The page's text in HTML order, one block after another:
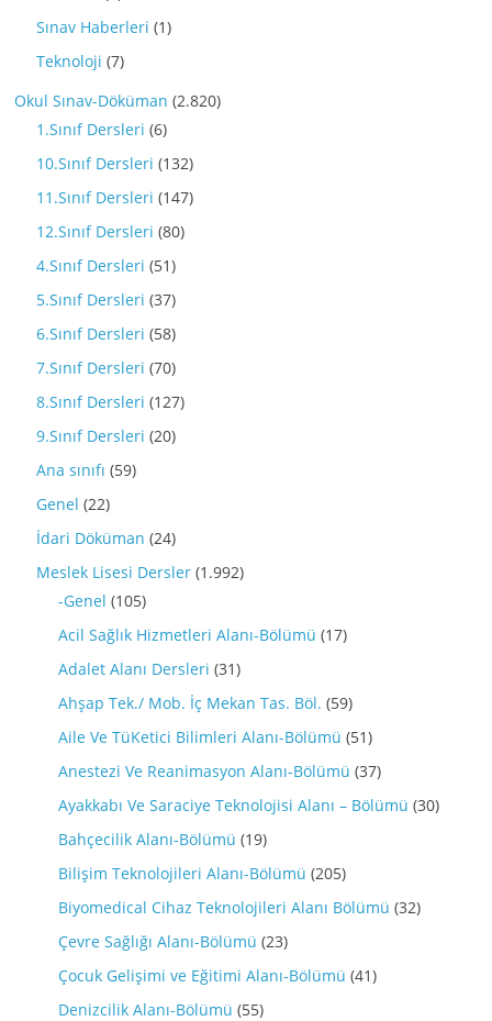
Sınav Haberleri (1)
Teknoloji (7)
Okul Sınav-Döküman (2.820)
1.Sınıf Dersleri (6)
10.Sınıf Dersleri (132)
11.Sınıf Dersleri (147)
12.Sınıf Dersleri (80)
4.Sınıf Dersleri (51)
5.Sınıf Dersleri (37)
6.Sınıf Dersleri (58)
7.Sınıf Dersleri (70)
8.Sınıf Dersleri (127)
9.Sınıf Dersleri (20)
Ana sınıfı (59)
Genel (22)
İdari Döküman (24)
Meslek Lisesi Dersler (1.992)
-Genel (105)
Acil Sağlık Hizmetleri Alanı-Bölümü (17)
Adalet Alanı Dersleri (31)
Ahşap Tek./ Mob. İç Mekan Tas. Böl. (59)
Aile Ve TüKetici Bilimleri Alanı-Bölümü (51)
Anestezi Ve Reanimasyon Alanı-Bölümü (37)
Ayakkabı Ve Saraciye Teknolojisi Alanı – Bölümü (30)
Bahçecilik Alanı-Bölümü (19)
Bilişim Teknolojileri Alanı-Bölümü (205)
Biyomedical Cihaz Teknolojileri Alanı Bölümü (32)
Çevre Sağlığı Alanı-Bölümü (23)
Çocuk Gelişimi ve Eğitimi Alanı-Bölümü (41)
Denizcilik Alanı-Bölümü (55)